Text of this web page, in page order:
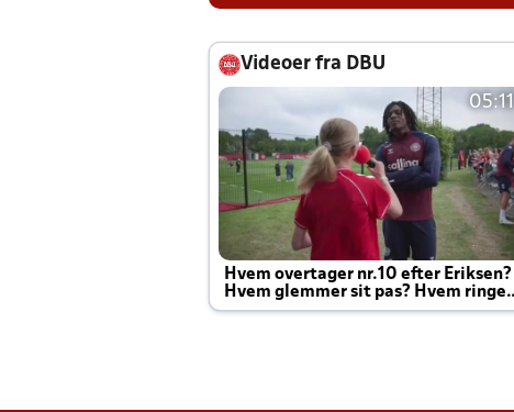
Videoer fra DBU
05:11
Hvem overtager nr.10 efter Eriksen?
Hvem glemmer sit pas? Hvem ringer
Joachim altid til efter kampe?